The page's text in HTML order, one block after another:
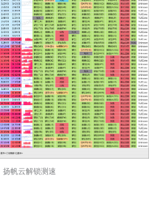
扬帆云解锁测速